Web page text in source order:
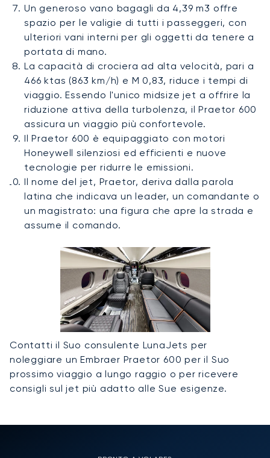
Un generoso vano bagagli da 4,39 m3 offre
spazio per le valigie di tutti i passeggeri, con
ulteriori vani interni per gli oggetti da tenere a
portata di mano.
La capacità di crociera ad alta velocità, pari a
466 ktas (863 km/h) e M 0,83, riduce i tempi di
viaggio. Essendo l'unico midsize jet a offrire la
riduzione attiva della turbolenza, il Praetor 600
assicura un viaggio più confortevole.
Il Praetor 600 è equipaggiato con motori
Honeywell silenziosi ed efficienti e nuove
tecnologie per ridurre le emissioni.
Il nome del jet, Praetor, deriva dalla parola
latina che indicava un leader, un comandante o
un magistrato: una figura che apre la strada e
assume il comando.
Contatti il Suo consulente LunaJets per
noleggiare un Embraer Praetor 600 per il Suo
prossimo viaggio a lungo raggio o per ricevere
consigli sul jet più adatto alle Sue esigenze.